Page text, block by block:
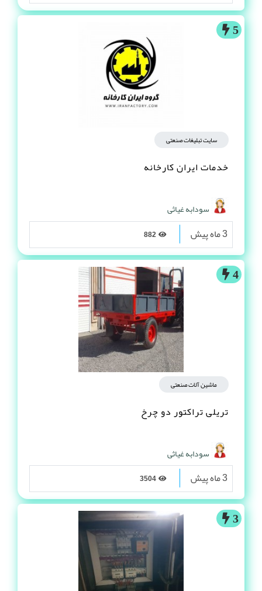
5
سایت تبلیغات صنعتی
خدمات ایران کارخانه
سودابه غیاثی
3 ماه پیش
4
ماشین آلات صنعتی
تریلی تراکتور دو چرخ
سودابه غیاثی
3 ماه پیش
3